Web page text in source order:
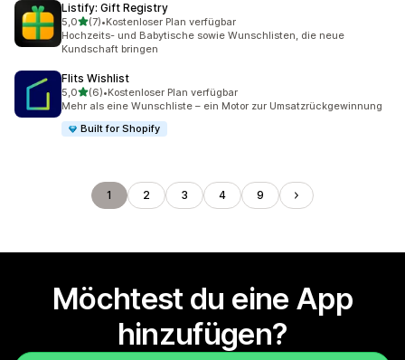
Listify: Gift Registry
5,0von 5 Sternen
(7)
7 Rezensionen insgesamt
•Kostenloser Plan verfügbar
Hochzeits- und Babytische sowie Wunschlisten, die neue
Kundschaft bringen
Flits Wishlist
5,0von 5 Sternen
(6)
6 Rezensionen insgesamt
•Kostenloser Plan verfügbar
Mehr als eine Wunschliste – ein Motor zur Umsatzrückgewinnung
Built for Shopify
1 2 3 4 9
Möchtest du eine App
hinzufügen?